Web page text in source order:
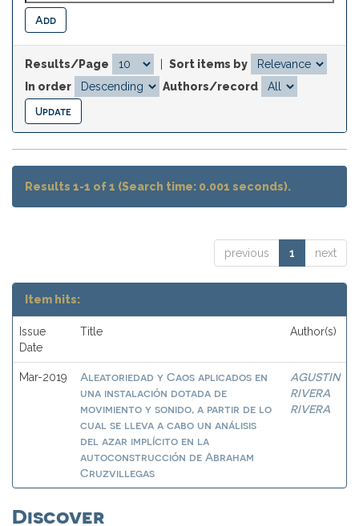
Results/Page
Sort items by
In order
Authors/record
Results 1-1 of 1 (Search time: 0.001 seconds).
previous 1 next
Item hits:
Issue
Date
Title Author(s)
Mar-2019
Aleatoriedad y Caos aplicados en
una instalación dotada de
movimiento y sonido, a partir de lo
cual se lleva a cabo un análisis
del azar implícito en la
autoconstrucción de Abraham
Cruzvillegas
AGUSTIN
RIVERA
RIVERA
Discover